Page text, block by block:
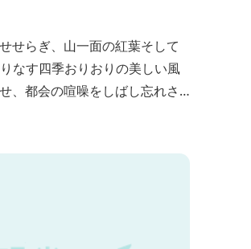
せらぎ、山一面の紅葉そして
なす四季おりおりの美しい風
、都会の喧噪をしばし忘れさ
恵まれた環境の中にある、純